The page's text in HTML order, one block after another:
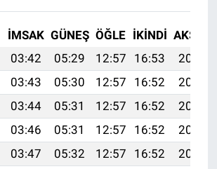
İMSAK GÜNEŞ ÖĞLE İKINDI AKŞAM
03:42 05:29 12:57 16:53
20:15
03:43 05:30 12:57 16:52
20:15
03:44 05:31 12:57 16:52
20:14
03:46 05:31 12:57 16:52
20:13
03:47 05:32 12:57 16:52
20:12